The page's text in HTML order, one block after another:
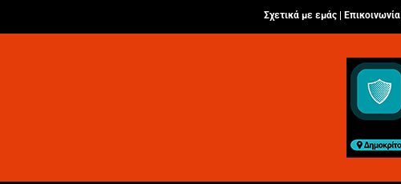
Σχετικά με εμάς | Επικοινωνία